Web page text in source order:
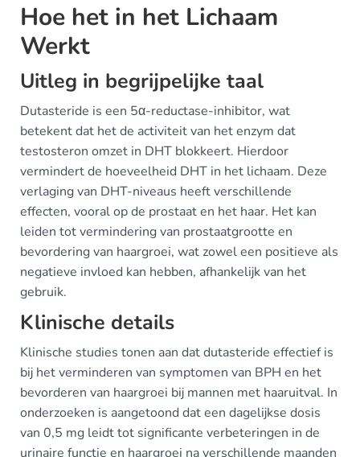
Hoe het in het Lichaam
Werkt
Uitleg in begrijpelijke taal
Dutasteride is een 5α-reductase-inhibitor, wat
betekent dat het de activiteit van het enzym dat
testosteron omzet in DHT blokkeert. Hierdoor
vermindert de hoeveelheid DHT in het lichaam. Deze
verlaging van DHT-niveaus heeft verschillende
effecten, vooral op de prostaat en het haar. Het kan
leiden tot vermindering van prostaatgrootte en
bevordering van haargroei, wat zowel een positieve als
negatieve invloed kan hebben, afhankelijk van het
gebruik.
Klinische details
Klinische studies tonen aan dat dutasteride effectief is
bij het verminderen van symptomen van BPH en het
bevorderen van haargroei bij mannen met haaruitval. In
onderzoeken is aangetoond dat een dagelijkse dosis
van 0,5 mg leidt tot significante verbeteringen in de
urinaire functie en haargroei na verschillende maanden